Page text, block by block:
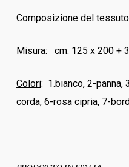
Composizionedel
Misura: cm. 125 x 200 +
Colori: 1.bianco, 2-panna,
corda, 6-rosa cipria, 7-